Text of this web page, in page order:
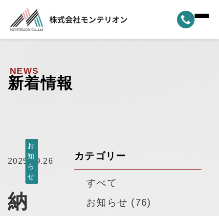
ホーム
選ばれる理由
納車実績
モンテリオンについて ▼
新着情報
NEWS
新着情報
2025.09.26
お
知
ら
せ
納
カテゴリー
すべて
お知らせ (76)